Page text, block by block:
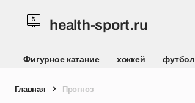
health-sport.ru
Фигурное катание хоккей футбол
Главная Прогноз